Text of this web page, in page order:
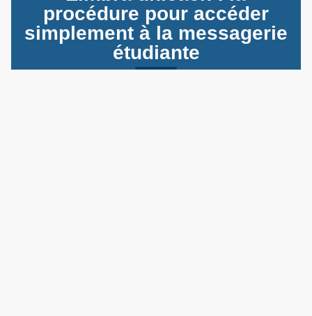
procédure pour accéder
simplement à la messagerie
étudiante